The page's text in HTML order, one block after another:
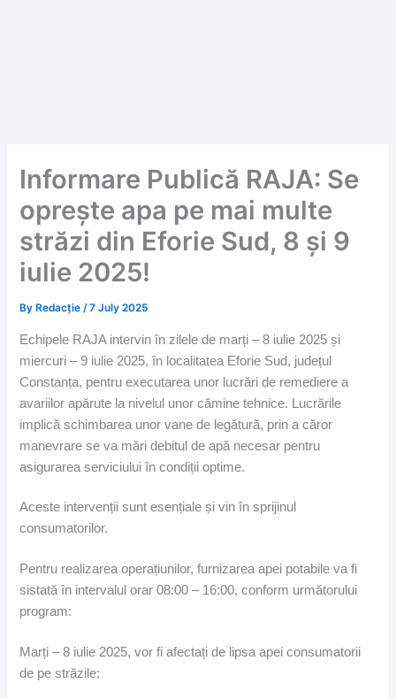
Informare Publică RAJA: Se
oprește apa pe mai multe
străzi din Eforie Sud, 8 și 9
iulie 2025!
By Redacție/7 July 2025
Echipele RAJA intervin în zilele de marți – 8 iulie 2025 și
miercuri – 9 iulie 2025, în localitatea Eforie Sud, județul
Constanța, pentru executarea unor lucrări de remediere a
avariilor apărute la nivelul unor cămine tehnice. Lucrările
implică schimbarea unor vane de legătură, prin a căror
manevrare se va mări debitul de apă necesar pentru
asigurarea serviciului în condiții optime.
Aceste intervenții sunt esențiale și vin în sprijinul
consumatorilor.
Pentru realizarea operațiunilor, furnizarea apei potabile va fi
sistată în intervalul orar 08:00 – 16:00, conform următorului
program:
Marți – 8 iulie 2025, vor fi afectați de lipsa apei consumatorii
de pe străzile: